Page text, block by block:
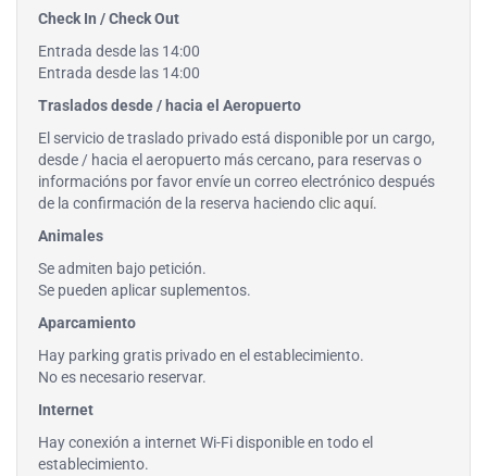
Check In / Check Out
Entrada desde las 14:00
Entrada desde las 14:00
Traslados desde / hacia el Aeropuerto
El servicio de traslado privado está disponible por un cargo,
desde / hacia el aeropuerto más cercano, para reservas o
informacións por favor envíe un correo electrónico después
de la confirmación de la reserva haciendoclic aquí.
Animales
Se admiten bajo petición.
Se pueden aplicar suplementos.
Aparcamiento
Hay parking gratis privado en el establecimiento.
No es necesario reservar.
Internet
Hay conexión a internet Wi-Fi disponible en todo el
establecimiento.